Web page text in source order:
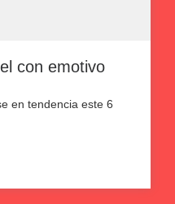
con emotivo
en tendencia este 6